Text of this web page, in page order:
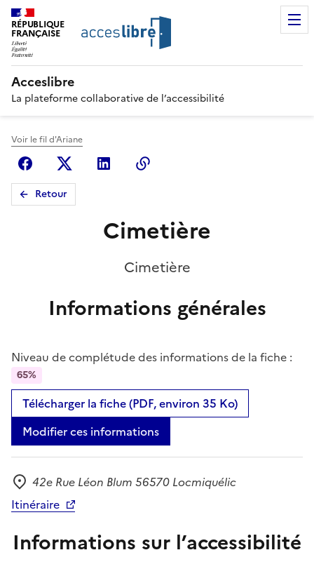
RÉPUBLIQUE
FRANÇAISE
Acceslibre
La plateforme collaborative de l’accessibilité
Voir le fil d'Ariane
FacebookX (anciennement Twitter)
Linkedin
Retour
Cimetière
Cimetière
Informations générales
Niveau de complétude des informations de la fiche :
65%
Télécharger la fiche (PDF, environ 35 Ko)
Modifier ces informations
Adresse
42e Rue Léon Blum 56570 Locmiquélic
Itinéraire
Informations sur l’accessibilité